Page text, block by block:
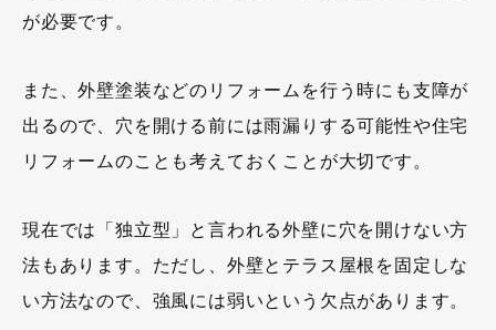
が必要です。
また、外壁塗装などのリフォームを行う時にも支障が
出るので、穴を開ける前には雨漏りする可能性や住宅
リフォームのことも考えておくことが大切です。
現在では「独立型」と言われる外壁に穴を開けない方
法もあります。ただし、外壁とテラス屋根を固定しな
い方法なので、強風には弱いという欠点があります。